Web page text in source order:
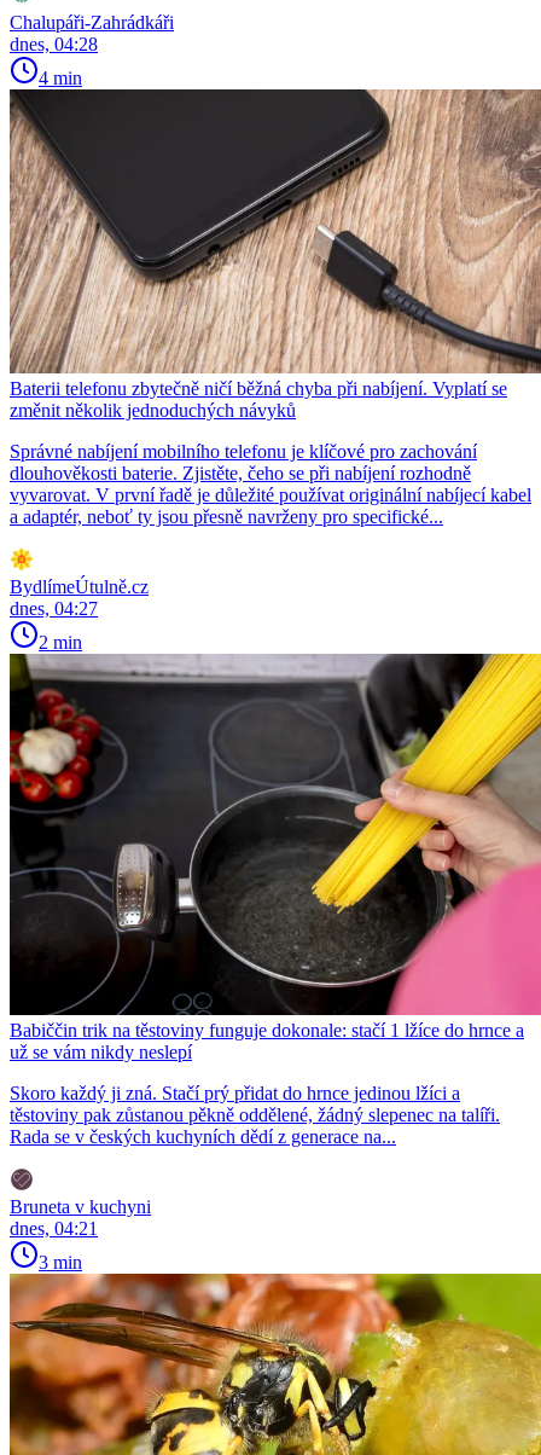
Chalupáři-Zahrádkáři
dnes, 04:28
4 min
Baterii telefonu zbytečně ničí běžná chyba při nabíjení. Vyplatí se
změnit několik jednoduchých návyků
Správné nabíjení mobilního telefonu je klíčové pro zachování
dlouhověkosti baterie. Zjistěte, čeho se při nabíjení rozhodně
vyvarovat. V první řadě je důležité používat originální nabíjecí kabel
a adaptér, neboť ty jsou přesně navrženy pro specifické...
BydlímeÚtulně.cz
dnes, 04:27
2 min
Babiččin trik na těstoviny funguje dokonale: stačí 1 lžíce do hrnce a
už se vám nikdy neslepí
Skoro každý ji zná. Stačí prý přidat do hrnce jedinou lžíci a
těstoviny pak zůstanou pěkně oddělené, žádný slepenec na talíři.
Rada se v českých kuchyních dědí z generace na...
Bruneta v kuchyni
dnes, 04:21
3 min